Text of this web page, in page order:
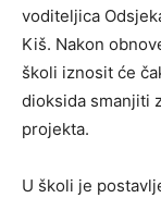
voditeljica
Kiš. Nakon
školi iznosit će
dioksida smanjiti
projekta.
U školi je